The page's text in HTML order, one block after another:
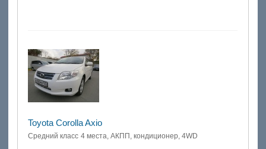
Toyota Corolla Axio
Средний класс 4 места, АКПП, кондиционер, 4WD